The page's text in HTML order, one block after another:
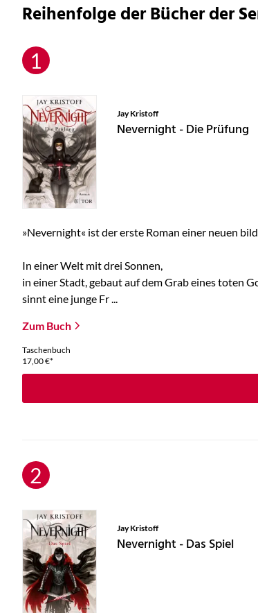
Reihenfolge der Bücher der
Jay Kristoff
Nevernight - Die Prüfung
»Nevernight« ist der erste Roman einer neuen
In einer Welt mit drei Sonnen,
in einer Stadt, gebaut auf dem Grab eines toten
sinnt eine junge Fr ...
Zum Buch
Taschenbuch
17,00€*
Jay Kristoff
Nevernight - Das Spiel